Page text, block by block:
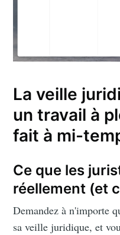
La veille
un travail à
fait à mi-
Ce que les
réellement (et
Demandez à n'importe
sa veille juridique, et